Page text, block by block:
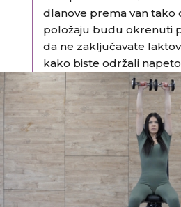
dlanove prema van tako
položaju budu okrenuti
da ne zaključavate
kako biste održali